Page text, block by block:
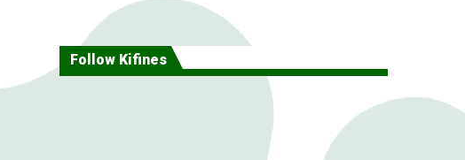
Follow Kifines